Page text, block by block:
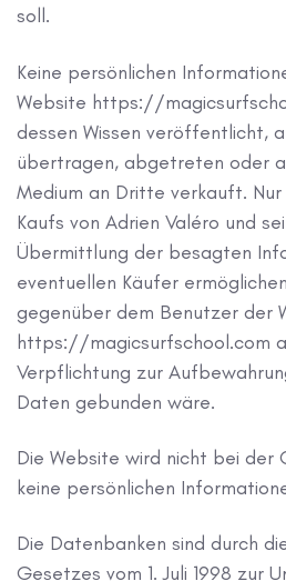
soll.
Keine persönlichen
Website https://
dessen Wissen veröffentlicht,
übertragen, abgetreten oder
Medium an Dritte verkauft.
Kaufs von Adrien Valéro und
Übermittlung der besagten
eventuellen Käufer
gegenüber dem Benutzer der
https://magicsurfschool.com
Verpflichtung zur
Daten gebunden wäre.
Die Website wird nicht bei der
keine persönlichen
Die Datenbanken sind durch
Gesetzes vom 1. Juli 1998 zur